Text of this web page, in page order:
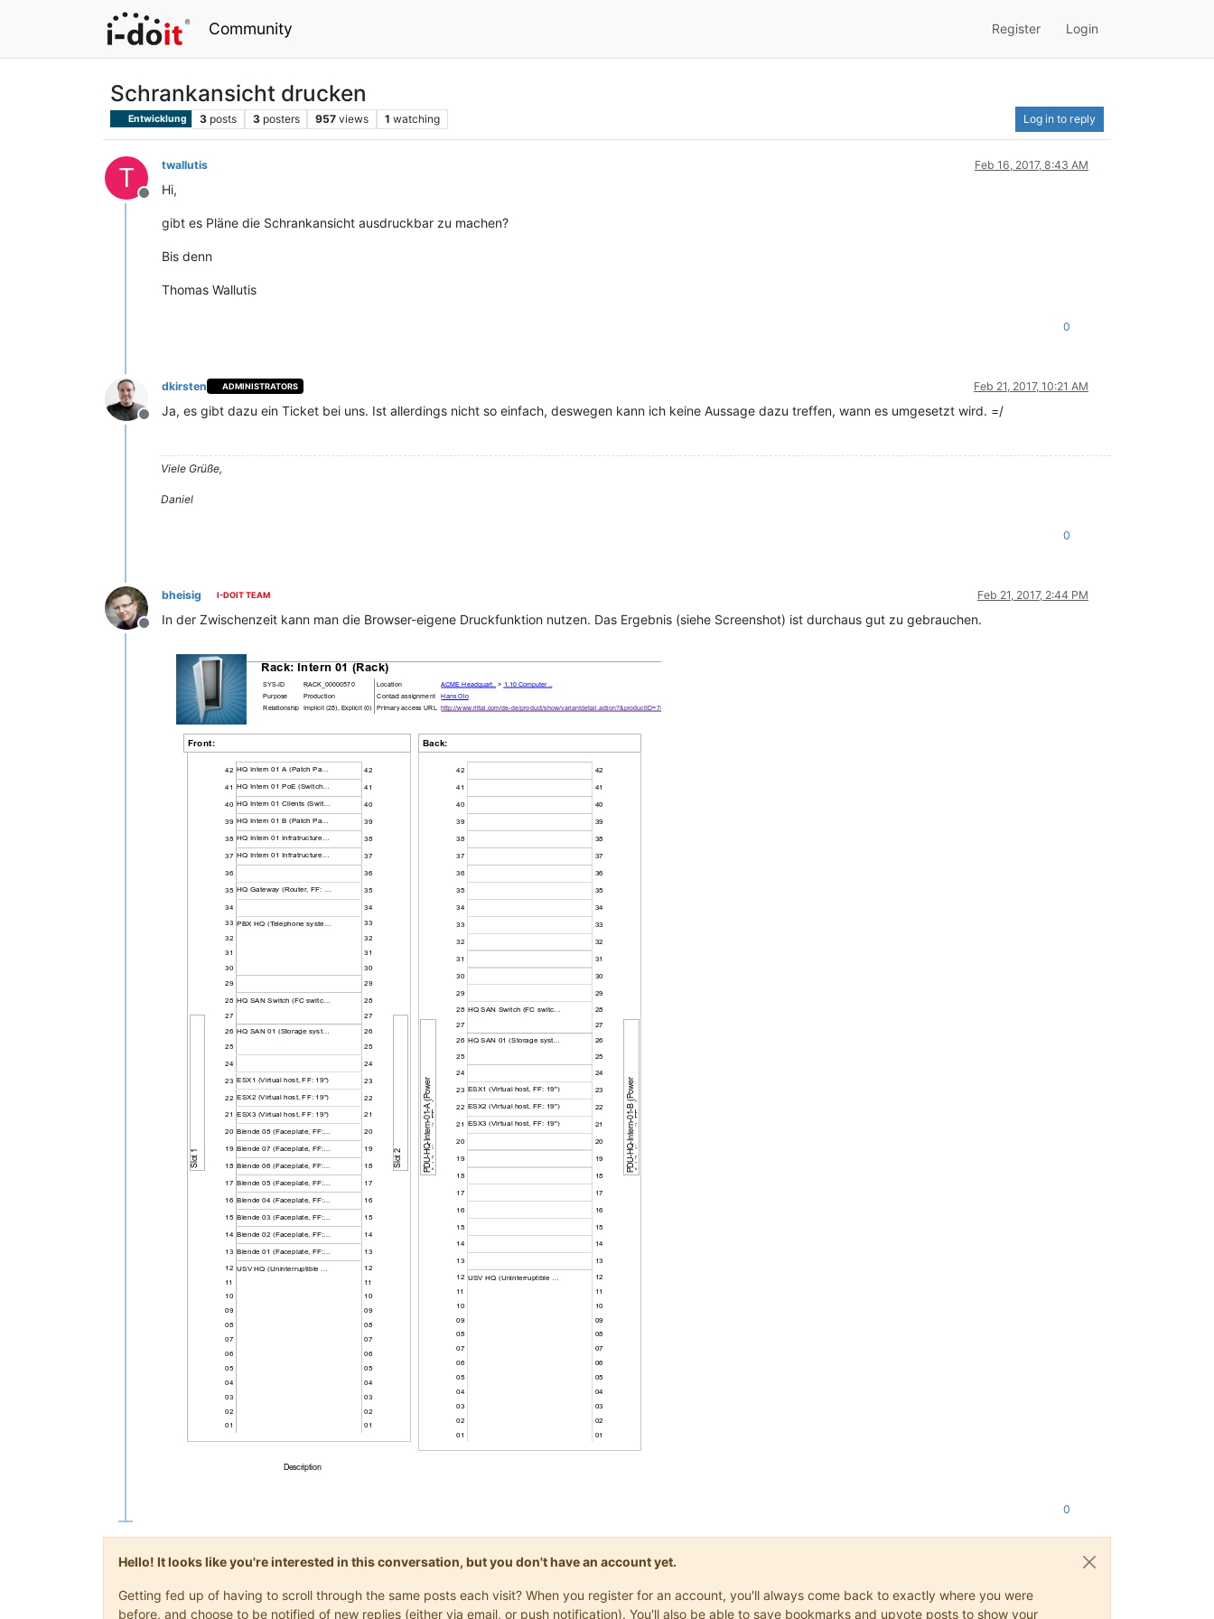
Community Register Login
Schrankansicht drucken
Entwicklung 3 posts 3 posters 957 views 1 watching Log in to reply
T
Offline
twallutis Feb 16, 2017, 8:43 AM
Hi,
gibt es Pläne die Schrankansicht ausdruckbar zu machen?
Bis denn
Thomas Wallutis
0
Offline
dkirsten ADMINISTRATORS Feb 21, 2017, 10:21 AM
Ja, es gibt dazu ein Ticket bei uns. Ist allerdings nicht so einfach, deswegen kann ich keine Aussage dazu treffen, wann es umgesetzt wird. =/
Viele Grüße,
Daniel
0
Offline
bheisig I-DOIT TEAM Feb 21, 2017, 2:44 PM
In der Zwischenzeit kann man die Browser-eigene Druckfunktion nutzen. Das Ergebnis (siehe Screenshot) ist durchaus gut zu gebrauchen.
0
Hello! It looks like you're interested in this conversation, but you don't have an account yet.
Getting fed up of having to scroll through the same posts each visit? When you register for an account, you'll always come back to exactly where you were
before, and choose to be notified of new replies (either via email, or push notification). You'll also be able to save bookmarks and upvote posts to show your